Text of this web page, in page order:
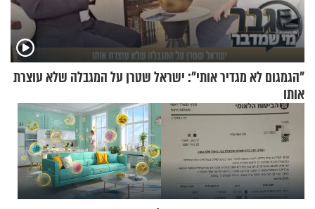
"הגמגום לא מגדיר אותי": ישראל שטרן על המגבלה שלא עוצרת
אותו